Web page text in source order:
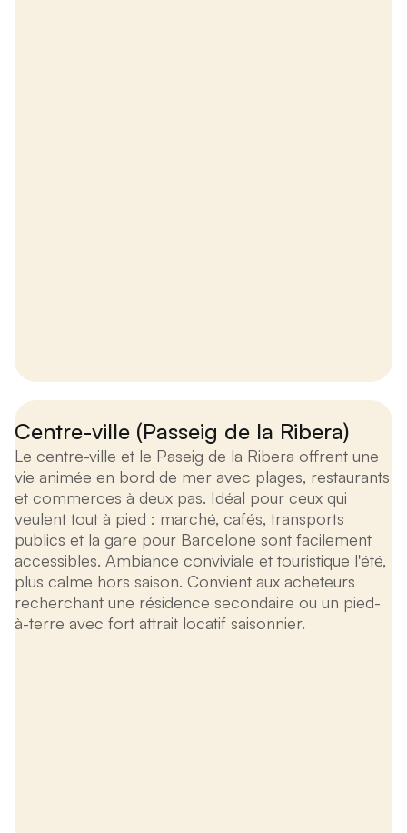
Centre-ville (Passeig de la Ribera)
Le centre-ville et le Paseig de la Ribera offrent une
vie animée en bord de mer avec plages, restaurants
et commerces à deux pas. Idéal pour ceux qui
veulent tout à pied : marché, cafés, transports
publics et la gare pour Barcelone sont facilement
accessibles. Ambiance conviviale et touristique l'été,
plus calme hors saison. Convient aux acheteurs
recherchant une résidence secondaire ou un pied-
à-terre avec fort attrait locatif saisonnier.